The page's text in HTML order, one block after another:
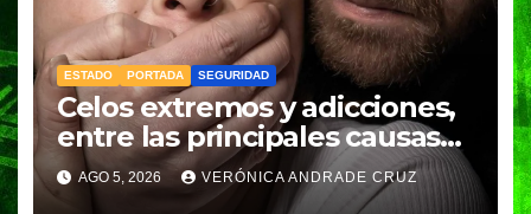
ESTADO PORTADA SEGURIDAD
Celos extremos y adicciones,
entre las principales causas
de feminicidio en Puebla:
Fiscalía
AGO 5, 2026 VERÓNICA ANDRADE CRUZ